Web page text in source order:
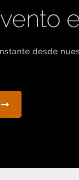
desde